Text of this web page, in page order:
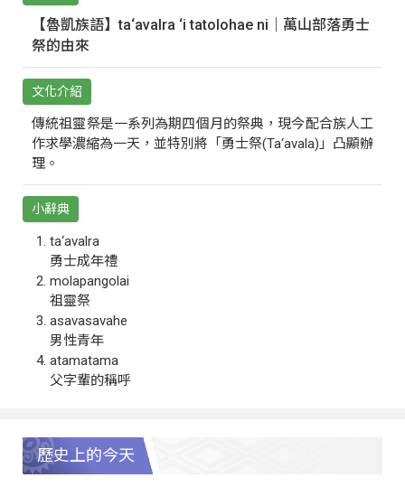
【魯凱族語】ta‘avalra ‘i tatolohae ni｜萬山部落勇士
祭的由來
文化介紹
傳統祖靈祭是一系列為期四個月的祭典，現今配合族人工
作求學濃縮為一天，並特別將「勇士祭(Ta‘avala)」凸顯辦
理。
小辭典
ta‘avalra
勇士成年禮
molapangolai
祖靈祭
asavasavahe
男性青年
atamatama
父字輩的稱呼
歷史上的今天